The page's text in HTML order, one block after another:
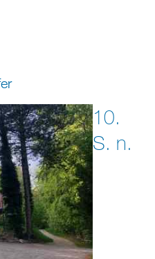
rein digital
10.
S. n.